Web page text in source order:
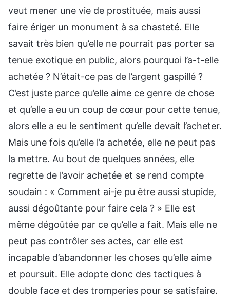
veut mener une vie de prostituée, mais aussi
faire ériger un monument à sa chasteté. Elle
savait très bien qu’elle ne pourrait pas porter sa
tenue exotique en public, alors pourquoi l’a-t-elle
achetée ? N’était-ce pas de l’argent gaspillé ?
C’est juste parce qu’elle aime ce genre de chose
et qu’elle a eu un coup de cœur pour cette tenue,
alors elle a eu le sentiment qu’elle devait l’acheter.
Mais une fois qu’elle l’a achetée, elle ne peut pas
la mettre. Au bout de quelques années, elle
regrette de l’avoir achetée et se rend compte
soudain : « Comment ai-je pu être aussi stupide,
aussi dégoûtante pour faire cela ? » Elle est
même dégoûtée par ce qu’elle a fait. Mais elle ne
peut pas contrôler ses actes, car elle est
incapable d’abandonner les choses qu’elle aime
et poursuit. Elle adopte donc des tactiques à
double face et des tromperies pour se satisfaire.